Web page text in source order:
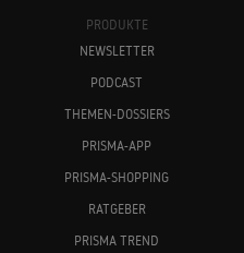
PRODUKTE
NEWSLETTER
PODCAST
THEMEN-DOSSIERS
PRISMA-APP
PRISMA-SHOPPING
RATGEBER
PRISMA TREND